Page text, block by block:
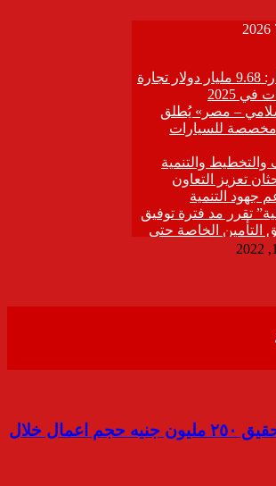
AGD تستهدف تحقيق ٢٥٠ مليون جنيه حجم اعمال خلال